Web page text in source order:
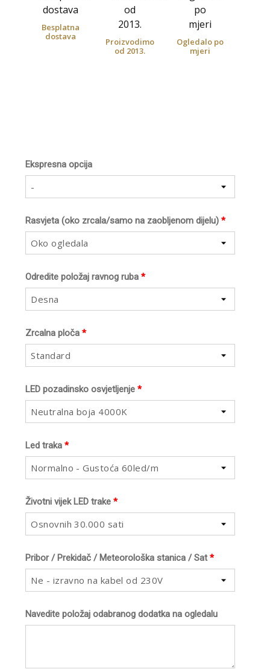
Ekspresna opcija
-
*
Rasvjeta (oko zrcala/samo na zaobljenom dijelu)
Oko ogledala
*
Odredite položaj ravnog ruba
Desna
*
Zrcalna ploča
Standard
*
LED pozadinsko osvjetljenje
Neutralna boja 4000K
*
Led traka
Normalno - Gustoća 60led/m
*
Životni vijek LED trake
Osnovnih 30.000 sati
*
Pribor / Prekidač / Meteorološka stanica / Sat
Ne - izravno na kabel od 230V
Navedite položaj odabranog dodatka na ogledalu
Besplatna
dostava
Proizvodimo
od 2013.
Ogledalo po
mjeri